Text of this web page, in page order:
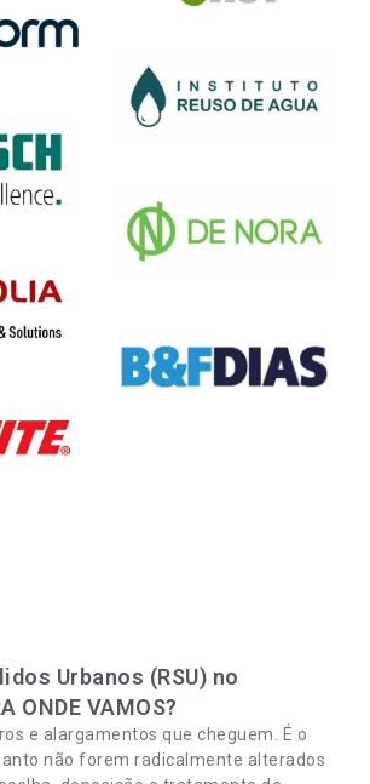
Urbanos (RSU) no
ONDE VAMOS?
e alargamentos que cheguem. É o
não forem radicalmente alterados